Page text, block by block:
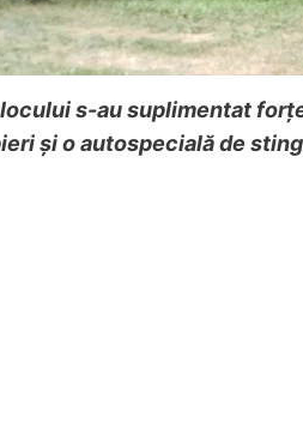
locului s-au suplimentat
și o autospecială de